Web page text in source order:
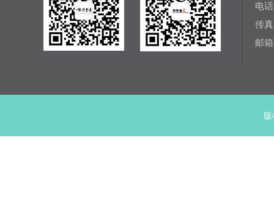
电
传
邮